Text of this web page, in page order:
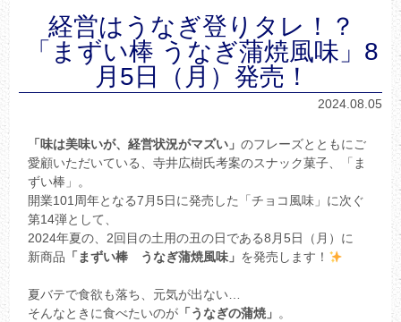
経営はうなぎ登りタレ！？
「まずい棒 うなぎ蒲焼風味」8
月5日（月）発売！
2024.08.05
「味は美味いが、経営状況がマズい」のフレーズとともにご
愛顧いただいている、寺井広樹氏考案のスナック菓子、「ま
ずい棒」。
開業101周年となる7月5日に発売した「チョコ風味」に次ぐ
第14弾として、
2024年夏の、2回目の土用の丑の日である8月5日（月）に
新商品 「まずい棒 うなぎ蒲焼風味」 を発売します！
夏バテで食欲も落ち、元気が出ない…
そんなときに食べたいのが 「うなぎの蒲焼」 。